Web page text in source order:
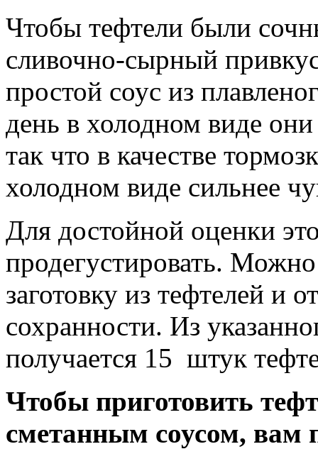
Чтобы тефтели были
сливочно-сырный
простой соус из
день в холодном виде
так что в качестве
холодном виде сильнее
Для достойной оценки
продегустировать. Можно
заготовку из тефтелей и
сохранности. Из
получается 15 штук
Чтобы приготовить
сметанным соусом, вам